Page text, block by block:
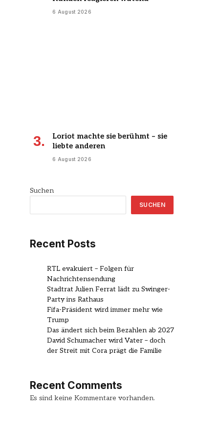
6 August 2026
Loriot machte sie berühmt – sie
liebte anderen
6 August 2026
Suchen
SUCHEN
Recent Posts
RTL evakuiert – Folgen für
Nachrichtensendung
Stadtrat Julien Ferrat lädt zu Swinger-
Party ins Rathaus
Fifa-Präsident wird immer mehr wie
Trump
Das ändert sich beim Bezahlen ab 2027
David Schumacher wird Vater – doch
der Streit mit Cora prägt die Familie
Recent Comments
Es sind keine Kommentare vorhanden.